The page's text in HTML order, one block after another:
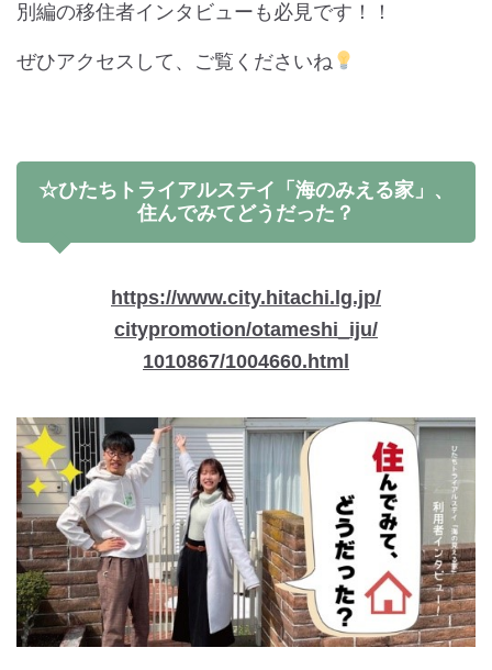
別編の移住者インタビューも必見です！！
ぜひアクセスして、ご覧くださいね
☆ひたちトライアルステイ「海のみえる家」、
住んでみてどうだった？
https://www.city.hitachi.lg.jp/
citypromotion/otameshi_iju/
1010867/1004660.html